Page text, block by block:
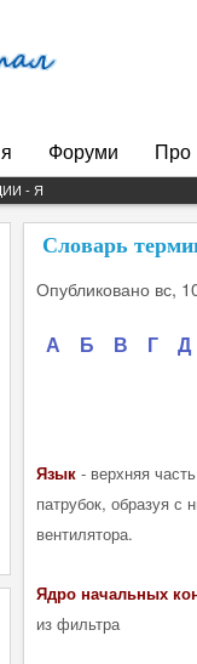
Форуми Про
- Я
Словарь
Опубликовано вс,
А Б В Г Д
Язык - верхняя
патрубок, образуя
вентилятора.
Ядро начальных
из фильтра